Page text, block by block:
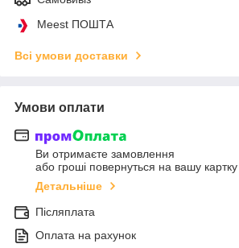
Meest ПОШТА
Всі умови доставки
Умови оплати
Ви отримаєте замовлення
або гроші повернуться на вашу картку
Детальніше
Післяплата
Оплата на рахунок